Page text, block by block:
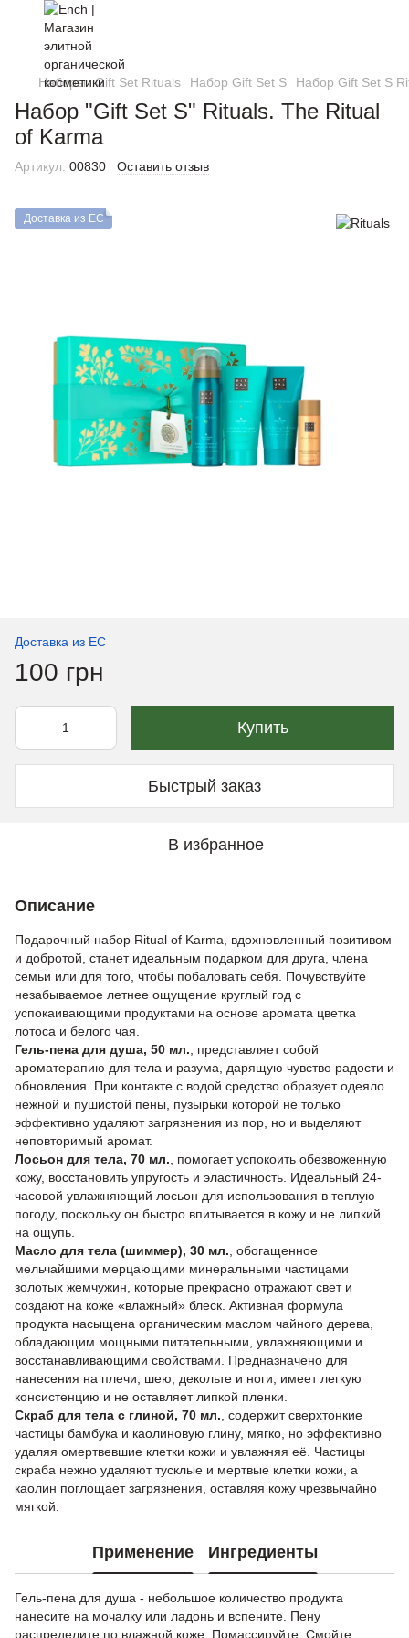
Наборы Gift Set Rituals Набор Gift Set S Набор Gift Set S
Набор "Gift Set S" Rituals. The Ritual
of Karma
Артикул: 00830 Оставить отзыв
Доставка из ЕС
Доставка из ЕС
100 грн
Купить
Быстрый заказ
В избранное
Описание
Подарочный набор Ritual of Karma, вдохновленный позитивом
и добротой, станет идеальным подарком для друга, члена
семьи или для того, чтобы побаловать себя. Почувствуйте
незабываемое летнее ощущение круглый год с
успокаивающими продуктами на основе аромата цветка
лотоса и белого чая.
Гель-пена для душа, 50 мл. , представляет собой
ароматерапию для тела и разума, дарящую чувство радости и
обновления. При контакте с водой средство образует одеяло
нежной и пушистой пены, пузырьки которой не только
эффективно удаляют загрязнения из пор, но и выделяют
неповторимый аромат.
Лосьон для тела, 70 мл. , помогает успокоить обезвоженную
кожу, восстановить упругость и эластичность. Идеальный 24-
часовой увлажняющий лосьон для использования в теплую
погоду, поскольку он быстро впитывается в кожу и не липкий
на ощупь.
Масло для тела (шиммер), 30 мл. , обогащенное
мельчайшими мерцающими минеральными частицами
золотых жемчужин, которые прекрасно отражают свет и
создают на коже «влажный» блеск. Активная формула
продукта насыщена органическим маслом чайного дерева,
обладающим мощными питательными, увлажняющими и
восстанавливающими свойствами. Предназначено для
нанесения на плечи, шею, декольте и ноги, имеет легкую
консистенцию и не оставляет липкой пленки.
Скраб для тела с глиной, 70 мл. , содержит сверхтонкие
частицы бамбука и каолиновую глину, мягко, но эффективно
удаляя омертвевшие клетки кожи и увлажняя её. Частицы
скраба нежно удаляют тусклые и мертвые клетки кожи, а
каолин поглощает загрязнения, оставляя кожу чрезвычайно
мягкой.
Применение Ингредиенты
Гель-пена для душа - небольшое количество продукта
нанесите на мочалку или ладонь и вспените. Пену
распределите по влажной коже. Помассируйте. Смойте